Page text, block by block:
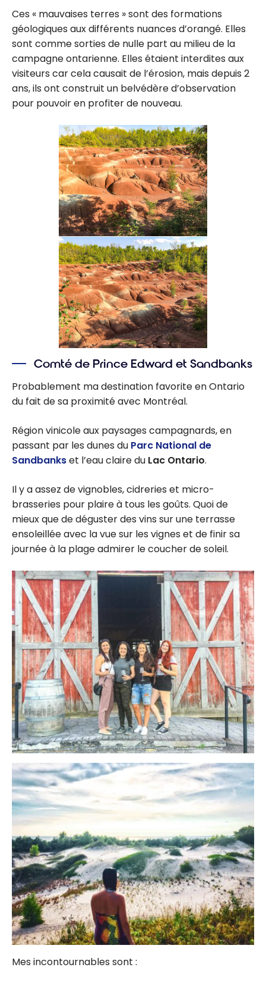
Ces « mauvaises terres » sont des formations
géologiques aux différents nuances d’orangé. Elles
sont comme sorties de nulle part au milieu de la
campagne ontarienne. Elles étaient interdites aux
visiteurs car cela causait de l’érosion, mais depuis 2
ans, ils ont construit un belvédère d’observation
pour pouvoir en profiter de nouveau.
Comté de Prince Edward et Sandbanks
Probablement ma destination favorite en Ontario
du fait de sa proximité avec Montréal.
Région vinicole aux paysages campagnards, en
passant par les dunes du Parc National de
Sandbankset l’eau claire du Lac Ontario.
Il y a assez de vignobles, cidreries et micro-
brasseries pour plaire à tous les goûts. Quoi de
mieux que de déguster des vins sur une terrasse
ensoleillée avec la vue sur les vignes et de finir sa
journée à la plage admirer le coucher de soleil.
Mes incontournables sont :